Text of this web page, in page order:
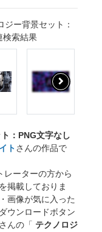
ジー背景セット：
検索結果
：PNG文字なし
トさんの作品で
レーターの方から
掲載しておりま
画像が気に入った
ウンロードボタン
さんの「 テクノロジ